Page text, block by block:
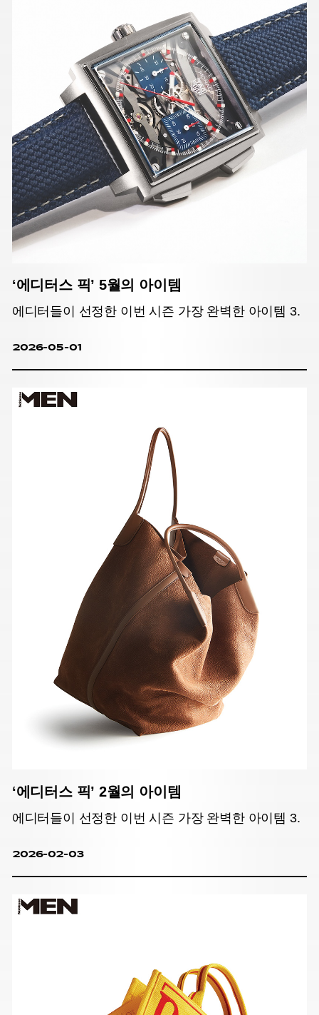
‘에디터스 픽’ 5월의 아이템
에디터들이 선정한 이번 시즌 가장 완벽한 아이템 3.
2026-05-01
‘에디터스 픽’ 2월의 아이템
에디터들이 선정한 이번 시즌 가장 완벽한 아이템 3.
2026-02-03